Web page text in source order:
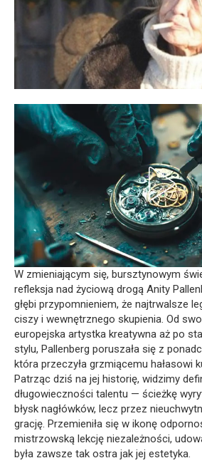
W zmieniającym się, bursztynowym
refleksja nad życiową drogą Anity
głębi przypomnieniem, że najtrwalsze
ciszy i wewnętrznego skupienia. Od
europejska artystka kreatywna aż po
stylu, Pallenberg poruszała się z
która przeczyła grzmiącemu hałasowi
Patrząc dziś na jej historię, widzimy
długowieczności talentu — ścieżkę
błysk nagłówków, lecz przez
grację. Przemieniła się w ikonę
mistrzowską lekcję niezależności,
była zawsze tak ostra jak jej estetyka.